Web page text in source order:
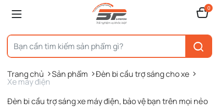
0
Trang chủ Sản phẩm Đèn bi cầu trợ sáng cho xe
Xe máy điện
Đèn bi cầu trợ sáng xe máy điện, bảo vệ bạn trên mọi nẻo